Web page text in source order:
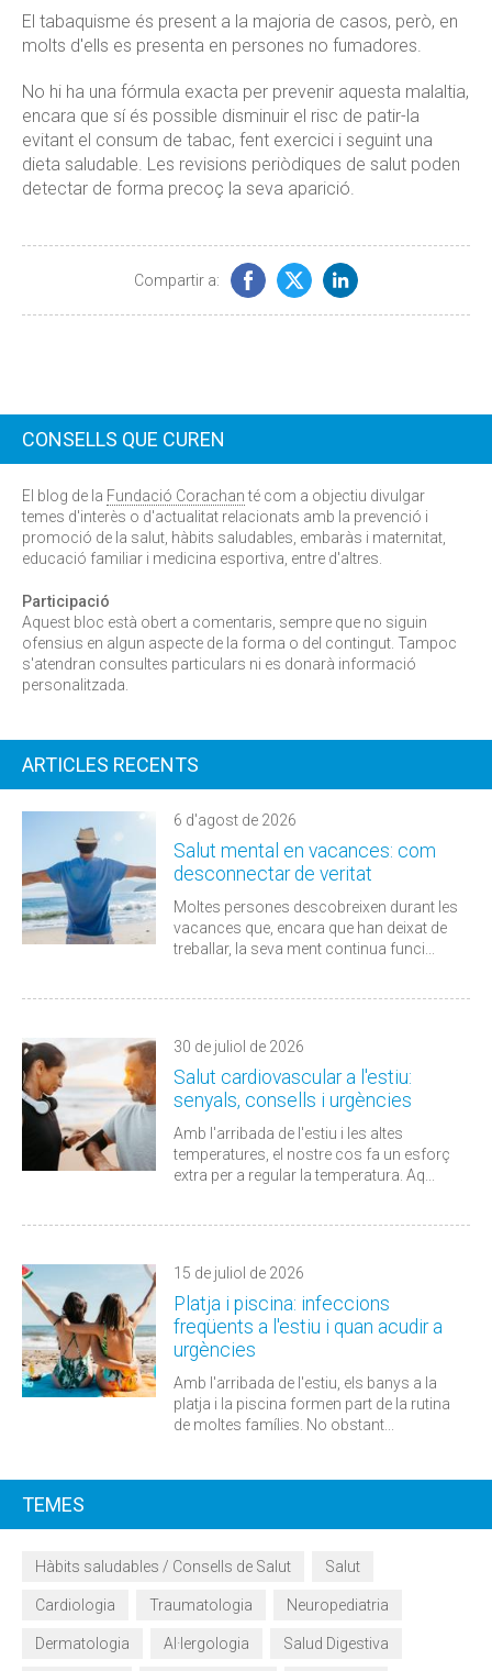
El tabaquisme és present a la majoria de casos, però, en
molts d'ells es presenta en persones no fumadores.
No hi ha una fórmula exacta per prevenir aquesta malaltia,
encara que sí és possible disminuir el risc de patir-la
evitant el consum de tabac, fent exercici i seguint una
dieta saludable. Les revisions periòdiques de salut poden
detectar de forma precoç la seva aparició.
Compartir a:
CONSELLS QUE CUREN
El blog de la Fundació Corachanté com a objectiu divulgar
temes d'interès o d'actualitat relacionats amb la prevenció i
promoció de la salut, hàbits saludables, embaràs i maternitat,
educació familiar i medicina esportiva, entre d'altres.
Participació
Aquest bloc està obert a comentaris, sempre que no siguin
ofensius en algun aspecte de la forma o del contingut. Tampoc
s'atendran consultes particulars ni es donarà informació
personalitzada.
ARTICLES RECENTS
6 d'agost de 2026
Salut mental en vacances: com
desconnectar de veritat
Moltes persones descobreixen durant les
vacances que, encara que han deixat de
treballar, la seva ment continua funci...
30 de juliol de 2026
Salut cardiovascular a l'estiu:
senyals, consells i urgències
Amb l'arribada de l'estiu i les altes
temperatures, el nostre cos fa un esforç
extra per a regular la temperatura. Aq...
15 de juliol de 2026
Platja i piscina: infeccions
freqüents a l'estiu i quan acudir a
urgències
Amb l'arribada de l'estiu, els banys a la
platja i la piscina formen part de la rutina
de moltes famílies. No obstant...
TEMES
Hàbits saludables / Consells de Salut Salut
Cardiologia Traumatologia Neuropediatria
Dermatologia Al·lergologia Salud Digestiva